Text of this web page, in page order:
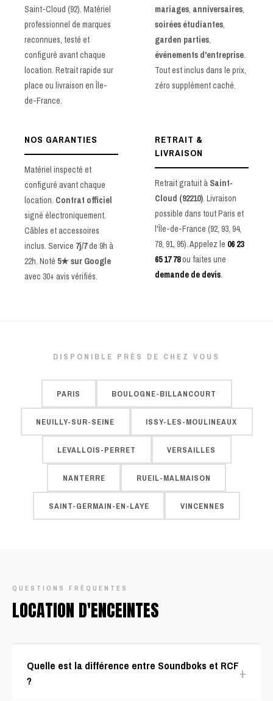
Saint-Cloud (92). Matériel
professionnel de marques
reconnues, testé et
configuré avant chaque
location. Retrait rapide sur
place ou livraison en Île-
de-France.
mariages, anniversaires,
soirées étudiantes,
garden parties,
événements d'entreprise.
Tout est inclus dans le prix,
zéro supplément caché.
NOS GARANTIES
Matériel inspecté et
configuré avant chaque
location. Contrat officiel
signé électroniquement.
Câbles et accessoires
inclus. Service 7j/7de 9h à
22h. Noté 5★ sur Google
avec 30+ avis vérifiés.
RETRAIT &
LIVRAISON
Retrait gratuit à Saint-
Cloud (92210). Livraison
possible dans tout Paris et
l'Île-de-France (92, 93, 94,
78, 91, 95). Appelez le 06 23
65 17 78ou faites une
demande de devis.
DISPONIBLE PRÈS DE CHEZ VOUS
PARIS BOULOGNE-BILLANCOURT
NEUILLY-SUR-SEINE ISSY-LES-MOULINEAUX
LEVALLOIS-PERRET VERSAILLES
NANTERRE RUEIL-MALMAISON
SAINT-GERMAIN-EN-LAYE VINCENNES
QUESTIONS FRÉQUENTES
LOCATION D'ENCEINTES
Quelle est la différence entre Soundboks et RCF
?
+